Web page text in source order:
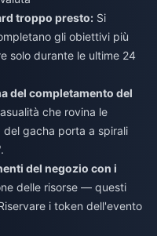
troppo presto: Si
gli obiettivi più
solo durante le ultime 24
del completamento del
che rovina le
gacha porta a spirali
del negozio con i
delle risorse — questi
i token dell'evento